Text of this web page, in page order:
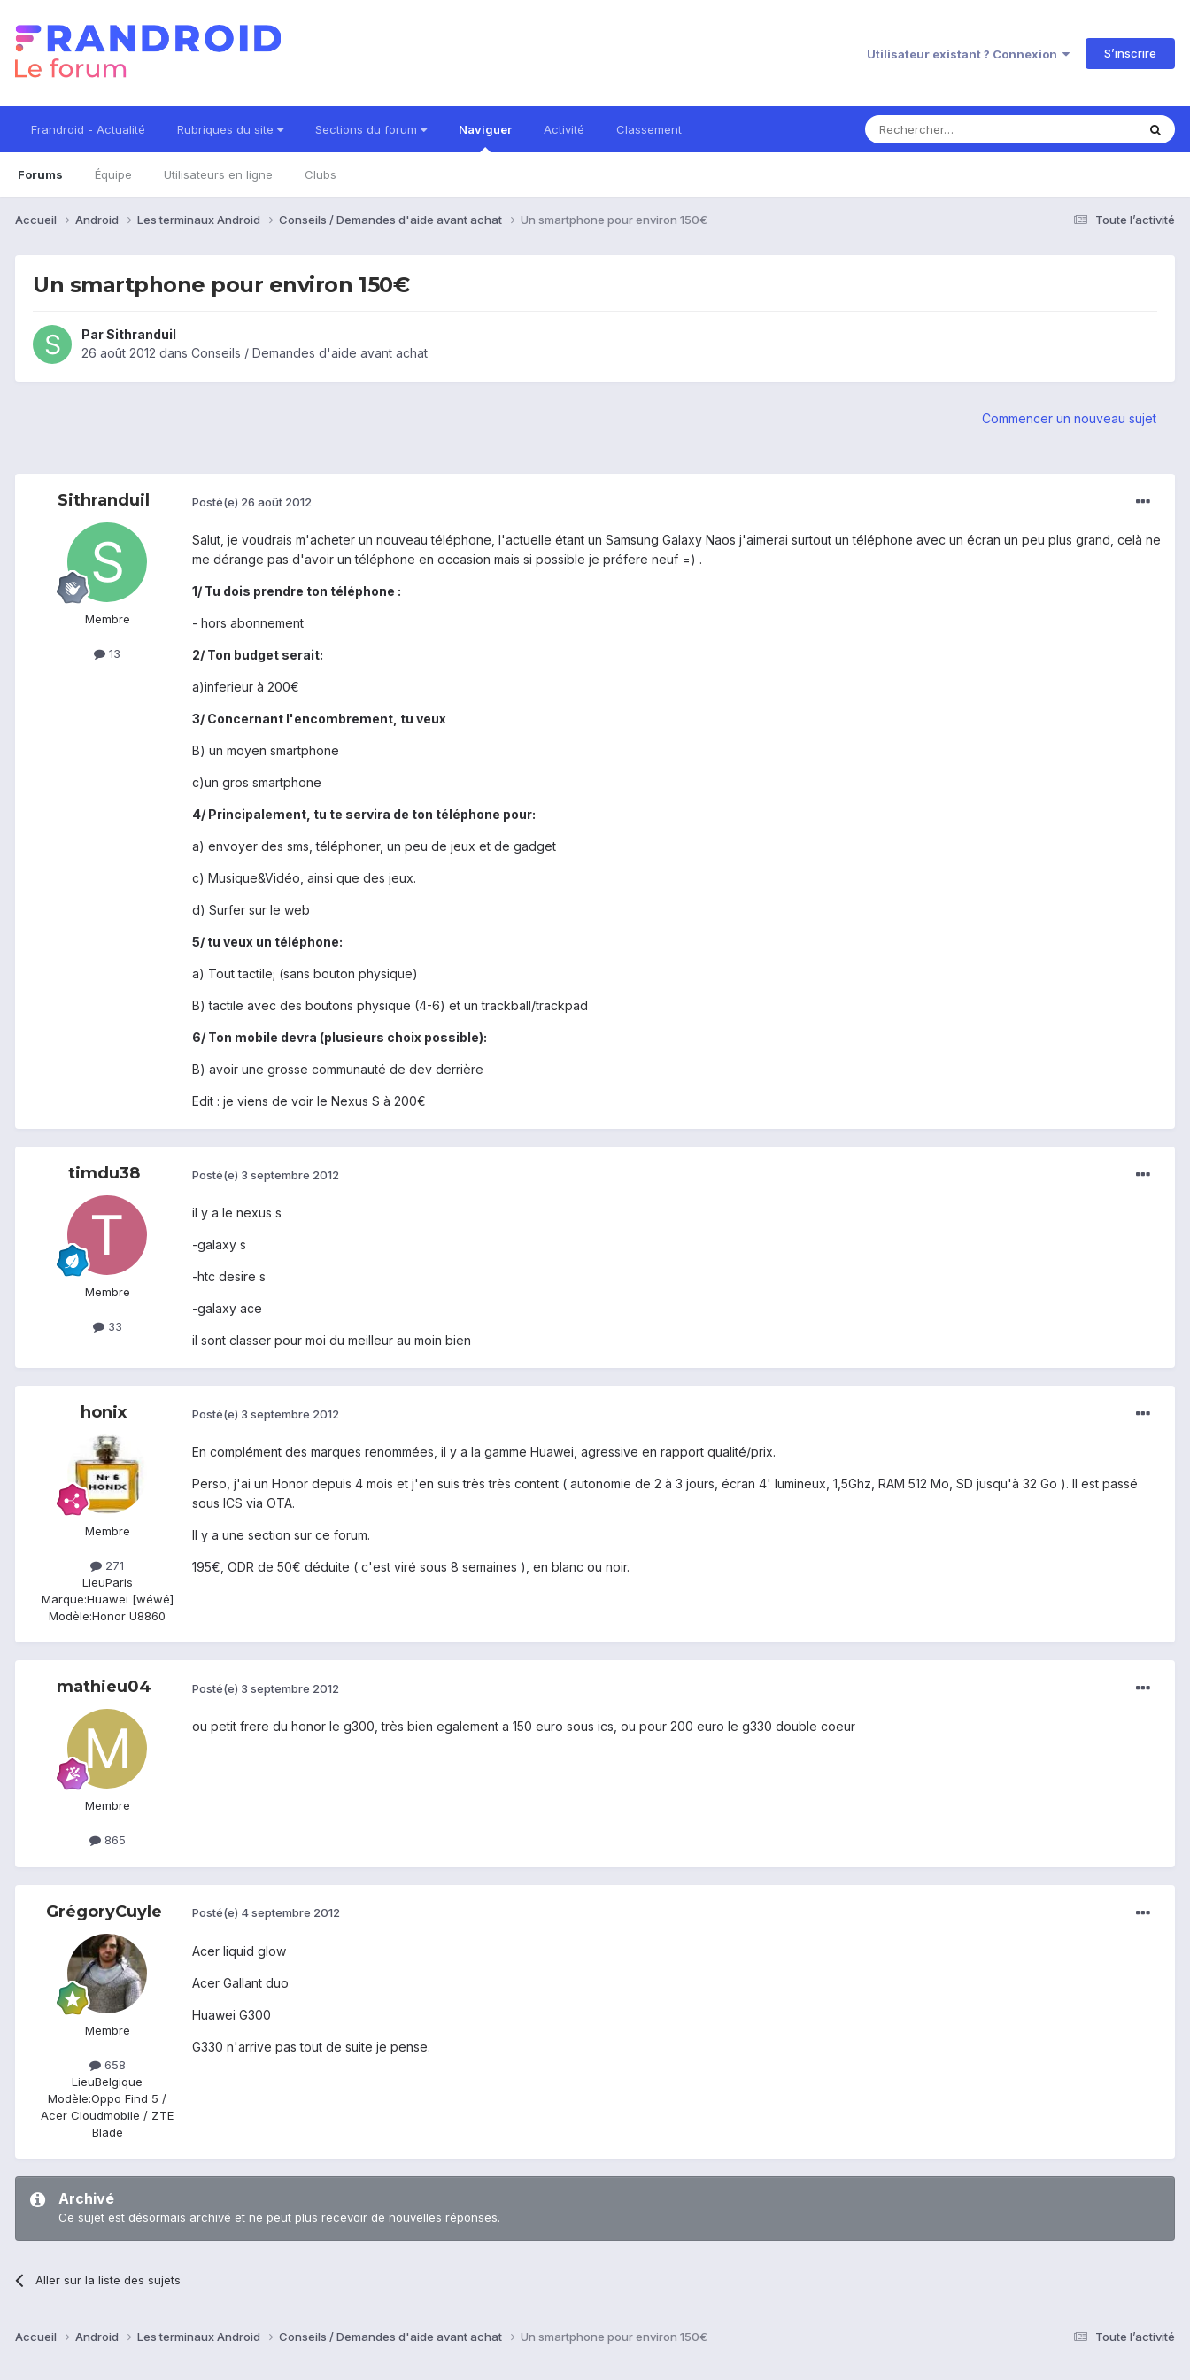
Utilisateur existant ? Connexion S’inscrire
Frandroid - Actualité Rubriques du site Sections du forum Naviguer
Forums Équipe Utilisateurs en ligne Clubs
Activité Classement
Toute l’activité
Accueil Android Les terminaux Android Conseils / Demandes d'aide avant achat Un smartphone pour environ 150€
Un smartphone pour environ 150€
ParSithranduil
26 août 2012 dans Conseils / Demandes d'aide avant achat
Commencer un nouveau sujet
Sithranduil
Membre
13
Posté(e) 26 août 2012
Salut, je voudrais m'acheter un nouveau téléphone, l'actuelle étant un Samsung Galaxy Naos j'aimerai surtout un téléphone avec un écran un peu plus grand, celà ne
me dérange pas d'avoir un téléphone en occasion mais si possible je préfere neuf =) .
1/ Tu dois prendre ton téléphone :
- hors abonnement
2/ Ton budget serait:
a)inferieur à 200€
3/ Concernant l'encombrement, tu veux
B) un moyen smartphone
c)un gros smartphone
4/ Principalement, tu te servira de ton téléphone pour:
a) envoyer des sms, téléphoner, un peu de jeux et de gadget
c) Musique&Vidéo, ainsi que des jeux.
d) Surfer sur le web
5/ tu veux un téléphone:
a) Tout tactile; (sans bouton physique)
B) tactile avec des boutons physique (4-6) et un trackball/trackpad
6/ Ton mobile devra (plusieurs choix possible):
B) avoir une grosse communauté de dev derrière
Edit : je viens de voir le Nexus S à 200€
timdu38
Membre
33
Posté(e) 3 septembre 2012
il y a le nexus s
-galaxy s
-htc desire s
-galaxy ace
il sont classer pour moi du meilleur au moin bien
honix
Membre
271
LieuParis
Marque:Huawei [wéwé]
Modèle:Honor U8860
Posté(e) 3 septembre 2012
En complément des marques renommées, il y a la gamme Huawei, agressive en rapport qualité/prix.
Perso, j'ai un Honor depuis 4 mois et j'en suis très très content ( autonomie de 2 à 3 jours, écran 4' lumineux, 1,5Ghz, RAM 512 Mo, SD jusqu'à 32 Go ). Il est passé
sous ICS via OTA.
Il y a une section sur ce forum.
195€, ODR de 50€ déduite ( c'est viré sous 8 semaines ), en blanc ou noir.
mathieu04
Membre
865
Posté(e) 3 septembre 2012
ou petit frere du honor le g300, très bien egalement a 150 euro sous ics, ou pour 200 euro le g330 double coeur
GrégoryCuyle
Membre
658
LieuBelgique
Modèle:Oppo Find 5 /
Acer Cloudmobile / ZTE
Blade
Posté(e) 4 septembre 2012
Acer liquid glow
Acer Gallant duo
Huawei G300
G330 n'arrive pas tout de suite je pense.
Archivé
Ce sujet est désormais archivé et ne peut plus recevoir de nouvelles réponses.
Aller sur la liste des sujets
Toute l’activité
Accueil Android Les terminaux Android Conseils / Demandes d'aide avant achat Un smartphone pour environ 150€